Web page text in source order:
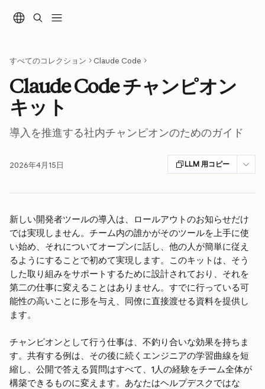
すべてのコレクション Claude Code
Claude Code チャンピオン
キット
導入を推進する社内チャンピオンのためのガイド
2026年4月15日 LLM 用コピー
新しい開発者ツールの導入は、ロールアウトのお知らせだけ
では実現しません。チーム内の誰かがそのツールを上手に使
い始め、それについてオープンに話し、他の人が簡単に従え
るようにすることで初めて実現します。このキットは、そう
した取り組みをサポートするために設計されており、それを
第二の仕事に変えることはありません。すでに行っている可
能性の高いことに形を与え、同僚に直接渡せる資料を提供し
ます。
チャンピオンとして行う仕事は、不釣り合いな効果を持ちま
す。共有する例は、その後に続くエンジニアの学習曲線を短
縮し、公開で答える質問はすべて、1人の経験をチーム全体が
構築できるものに変えます。あなたはヘルプデスクではな